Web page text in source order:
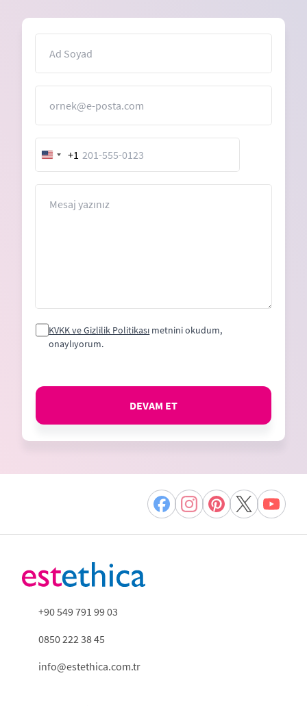
United
States
+1
KVKK ve Gizlilik Politikası metnini okudum,
onaylıyorum.
DEVAM ET
+90 549 791 99 03
0850 222 38 45
info@estethica.com.tr